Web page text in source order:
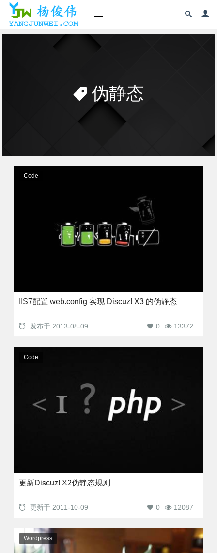
伪静态
Code
IIS7配置 web.config 实现 Discuz! X3 的伪静态
发布于 2013-08-09 13372
0
Code
更新Discuz! X2伪静态规则
更新于 2011-10-09 12087
0
Wordpress